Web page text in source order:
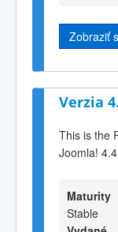
Zobraziť
Verzia
This is the
Joomla!
Maturity
Stable